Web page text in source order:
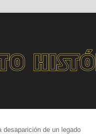
desaparición de un legado